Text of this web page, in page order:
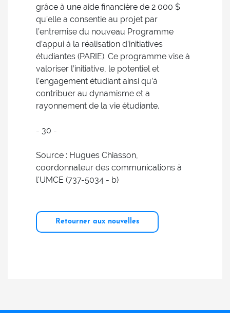
grâce à une aide financière de 2 000 $
qu’elle a consentie au projet par
l’entremise du nouveau Programme
d’appui à la réalisation d’initiatives
étudiantes (PARIE). Ce programme vise à
valoriser l’initiative, le potentiel et
l’engagement étudiant ainsi qu’à
contribuer au dynamisme et a
rayonnement de la vie étudiante.
- 30 -
Source : Hugues Chiasson,
coordonnateur des communications à
l'UMCE (737-5034 - b)
Retourner aux nouvelles